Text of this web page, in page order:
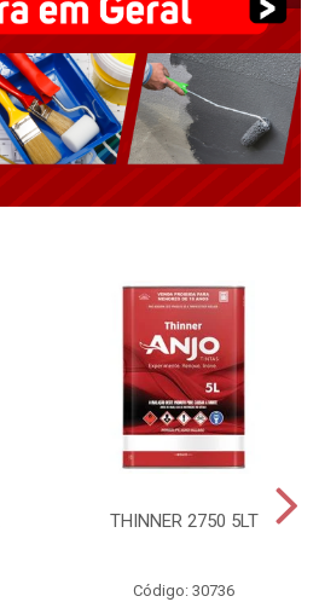
THINNER 2750 5LT
Código: 30736